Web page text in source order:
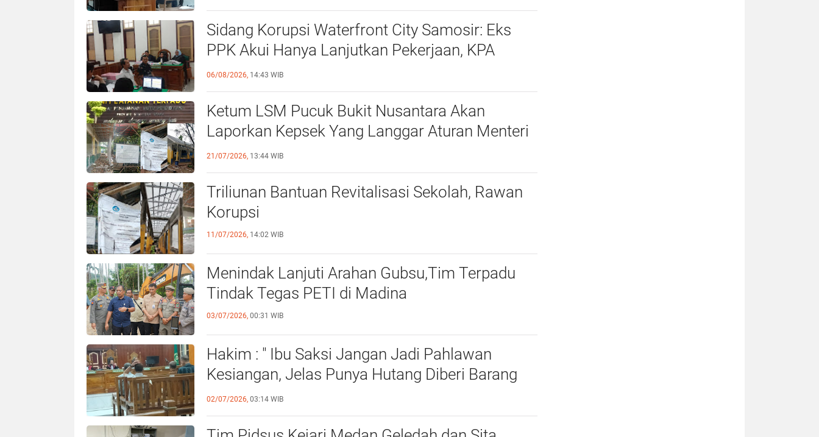
Sidang Korupsi Waterfront City Samosir: Eks
PPK Akui Hanya Lanjutkan Pekerjaan, KPA
Beberkan Pengawasan Proyek
06/08/2026, 14:43 WIB
Ketum LSM Pucuk Bukit Nusantara Akan
Laporkan Kepsek Yang Langgar Aturan Menteri
21/07/2026, 13:44 WIB
Triliunan Bantuan Revitalisasi Sekolah, Rawan
Korupsi
11/07/2026, 14:02 WIB
Menindak Lanjuti Arahan Gubsu,Tim Terpadu
Tindak Tegas PETI di Madina
03/07/2026, 00:31 WIB
Hakim : " Ibu Saksi Jangan Jadi Pahlawan
Kesiangan, Jelas Punya Hutang Diberi Barang
Lagi
02/07/2026, 03:14 WIB